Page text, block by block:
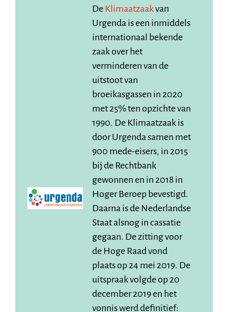
De Klimaatzaakvan
Urgenda is een inmiddels
internationaal bekende
zaak over het
verminderen van de
uitstoot van
broeikasgassen in 2020
met 25% ten opzichte van
1990. De Klimaatzaak is
door Urgenda samen met
900 mede-eisers, in 2015
bij de Rechtbank
gewonnen en in 2018 in
Hoger Beroep bevestigd.
Daarna is de Nederlandse
Staat alsnog in cassatie
gegaan. De zitting voor
de Hoge Raad vond
plaats op 24 mei 2019. De
uitspraak volgde op 20
december 2019 en het
vonnis werd definitief: